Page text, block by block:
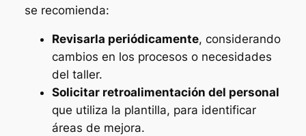
se recomienda:
Revisarla periódicamente, considerando
cambios en los procesos o necesidades
del taller.
Solicitar retroalimentación del personal
que utiliza la plantilla, para identificar
áreas de mejora.